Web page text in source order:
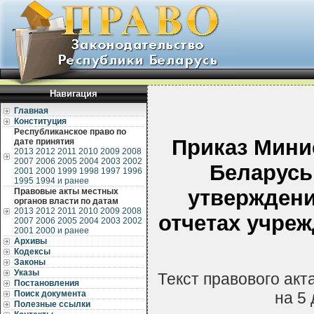
Навигация
Главная
Конституция
Республиканское право по
дате принятия
2013 2012 2011 2010 2009 2008
2007 2006 2005 2004 2003 2002
2001 2000 1999 1998 1997 1996
1995 1994 и ранее
Правовые акты местных
органов власти по датам
2013 2012 2011 2010 2009 2008
2007 2006 2005 2004 2003 2002
2001 2000 и ранее
Архивы
Кодексы
Законы
Указы
Постановления
Поиск документа
Полезные ссылки
Приказ
отчетах
Текст правового
на 5